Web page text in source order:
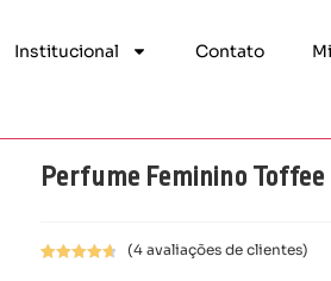
Institucional Contato
Perfume Feminino Toffee
(4 avaliações de clientes)